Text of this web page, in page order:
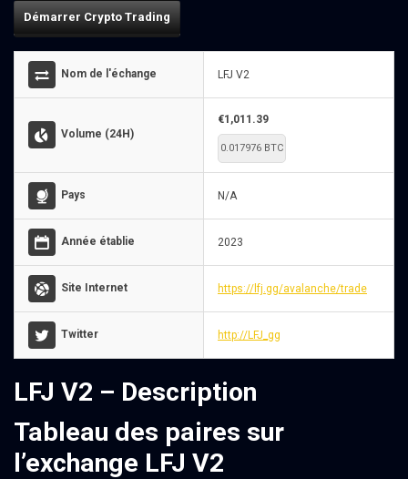
Démarrer Crypto Trading
Nom de l'échange LFJ V2
Volume (24H)
€1,011.39
0.017976 BTC
Pays N/A
Année établie 2023
Site Internet https://lfj.gg/avalanche/trade
Twitter http://LFJ_gg
LFJ V2 – Description
Tableau des paires sur
l’exchange LFJ V2